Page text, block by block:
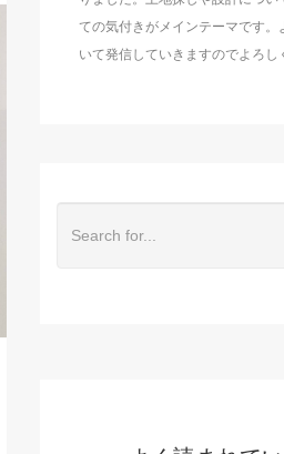
ての気付きがメインテーマです。
いて発信していきますのでよろし